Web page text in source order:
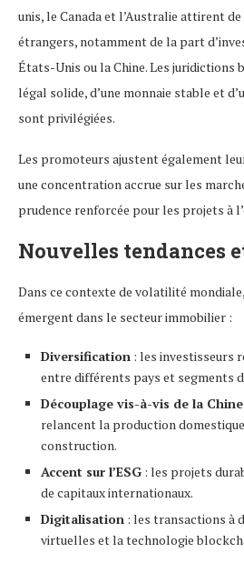
unis, le Canada et l’Australie attirent
étrangers, notamment de la part
États-Unis ou la Chine. Les juridictions
légal solide, d’une monnaie stable et
sont privilégiées.
Les promoteurs ajustent également
une concentration accrue sur les
prudence renforcée pour les projets à
Nouvelles tendances
Dans ce contexte de volatilité
émergent dans le secteur immobilier :
Diversification : les investisseurs
entre différents pays et segments
Découplage vis-à-vis de la Chine
relancent la production
construction.
Accent sur l’ESG : les projets
de capitaux internationaux.
Digitalisation : les transactions à
virtuelles et la technologie